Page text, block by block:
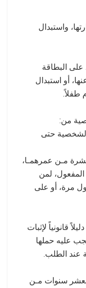
واستبدال
البطاقة
أو استبدال
طفلاً.
من:
الشخصية حتى
مـن عمرهمـا،
لمن
مرة، أو على
قانونياً لإثبات
عليه حملها
عند الطلب.
بعشر سنوات مـن